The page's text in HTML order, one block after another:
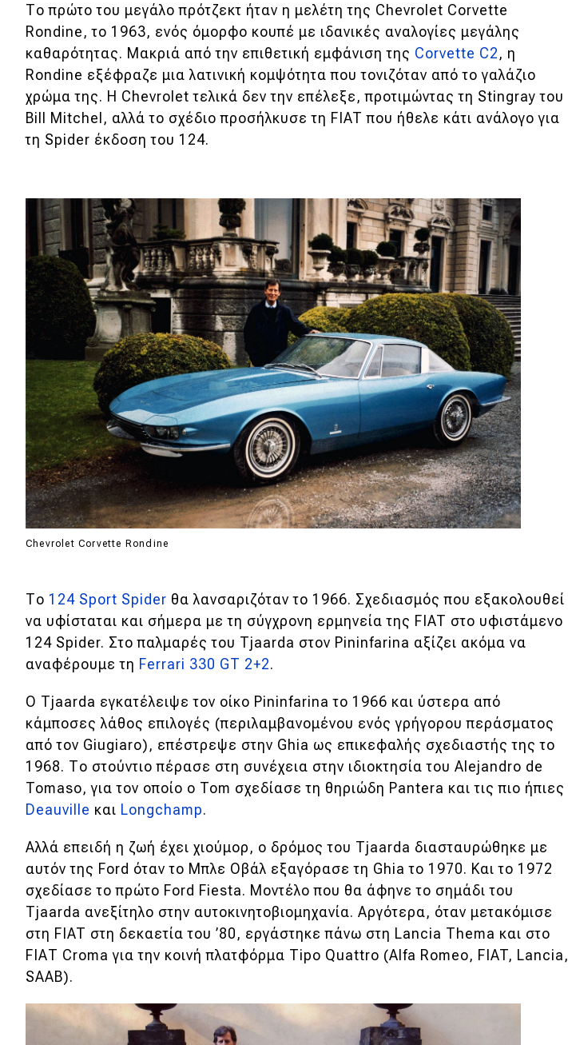
Παρουσιάσεις
DRIVE Away
MOTO
Οδηγός αγοράς
Συμβουλές
Χρηστικά
Συμβουλές
ΚΤΕΟ
Οδική βοήθεια
eDRIVE
DRIVE USED
Το πρώτο του μεγάλο πρότζεκτ ήταν η μελέτη της Chevrolet Corvette
Rondine, το 1963, ενός όμορφο κουπέ με ιδανικές αναλογίες μεγάλης
καθαρότητας. Μακριά από την επιθετική εμφάνιση της Corvette C2, η
Rondine εξέφραζε μια λατινική κομψότητα που τονιζόταν από το γαλάζιο
χρώμα της. Η Chevrolet τελικά δεν την επέλεξε, προτιμώντας τη Stingray του
Bill Mitchel, αλλά το σχέδιο προσήλκυσε τη FIAT που ήθελε κάτι ανάλογο για
τη Spider έκδοση του 124.
Chevrolet Corvette Rondine
Το 124 Sport Spider θα λανσαριζόταν το 1966. Σχεδιασμός που εξακολουθεί
να υφίσταται και σήμερα με τη σύγχρονη ερμηνεία της FIAT στο υφιστάμενο
124 Spider. Στο παλμαρές του Tjaarda στον Pininfarina αξίζει ακόμα να
αναφέρουμε τη Ferrari 330 GT 2+2.
Ο Tjaarda εγκατέλειψε τον οίκο Pininfarina το 1966 και ύστερα από
κάμποσες λάθος επιλογές (περιλαμβανομένου ενός γρήγορου περάσματος
από τον Giugiaro), επέστρεψε στην Ghia ως επικεφαλής σχεδιαστής της το
1968. Το στούντιο πέρασε στη συνέχεια στην ιδιοκτησία του Alejandro de
Tomaso, για τον οποίο ο Tom σχεδίασε τη θηριώδη Pantera και τις πιο ήπιες
Deauville και Longchamp.
Αλλά επειδή η ζωή έχει χιούμορ, ο δρόμος του Tjaarda διασταυρώθηκε με
αυτόν της Ford όταν το Μπλε Οβάλ εξαγόρασε τη Ghia το 1970. Και το 1972
σχεδίασε το πρώτο Ford Fiesta. Μοντέλο που θα άφηνε το σημάδι του
Tjaarda ανεξίτηλο στην αυτοκινητοβιομηχανία. Αργότερα, όταν μετακόμισε
στη FIAT στη δεκαετία του ’80, εργάστηκε πάνω στη Lancia Thema και στο
FΙΑΤ Croma για την κοινή πλατφόρμα Tipo Quattro (Alfa Romeo, FIAT, Lancia,
SAAB).